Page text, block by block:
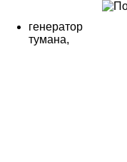
генератор
тумана,